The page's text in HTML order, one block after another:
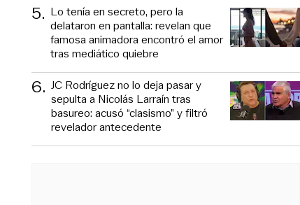
5. Lo tenía en secreto, pero la
delataron en pantalla: revelan que
famosa animadora encontró el amor
tras mediático quiebre
6. JC Rodríguez no lo deja pasar y
sepulta a Nicolás Larraín tras
basureo: acusó “clasismo” y filtró
revelador antecedente